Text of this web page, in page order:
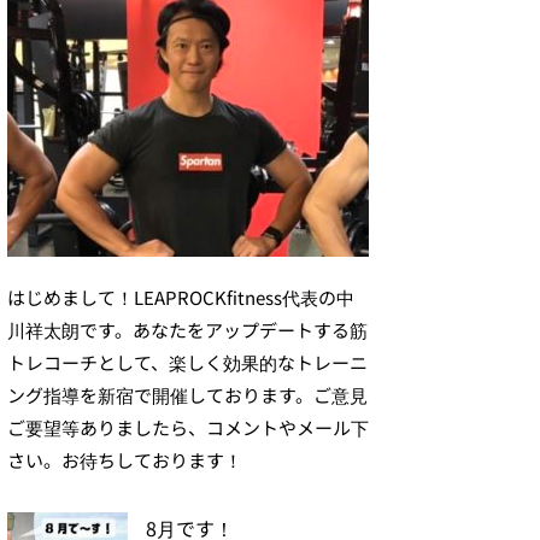
はじめまして！LEAPROCKfitness代表の中
川祥太朗です。あなたをアップデートする筋
トレコーチとして、楽しく効果的なトレーニ
ング指導を新宿で開催しております。ご意見
ご要望等ありましたら、コメントやメール下
さい。お待ちしております！
8月です！